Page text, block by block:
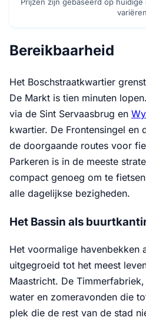
variëren
Bereikbaarheid
Het Boschstraatkwartier
De Markt is tien minuten
via de Sint Servaasbrug en
kwartier. De Frontensingel en
de doorgaande routes voor
Parkeren is in de meeste
compact genoeg om te
alle dagelijkse bezigheden.
Het Bassin als
Het voormalige havenbekken
uitgegroeid tot het meest
Maastricht. De
water en zomeravonden die
plek die de rest van de stad